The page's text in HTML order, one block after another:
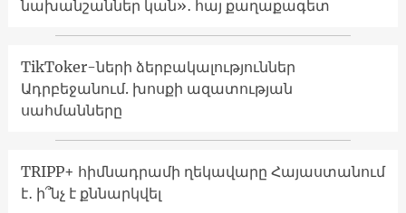
նախանշաններ կան»․ հայ քաղաքագետ
TikToker-ների ձերբակալություններ
Ադրբեջանում. խոսքի ազատության
սահմանները
TRIPP+ հիմնադրամի ղեկավարը Հայաստանում
է․ ի՞նչ է քննարկվել